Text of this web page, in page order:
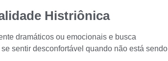
Histriônica
dramáticos ou emocionais e busca
sentir desconfortável quando não está sendo